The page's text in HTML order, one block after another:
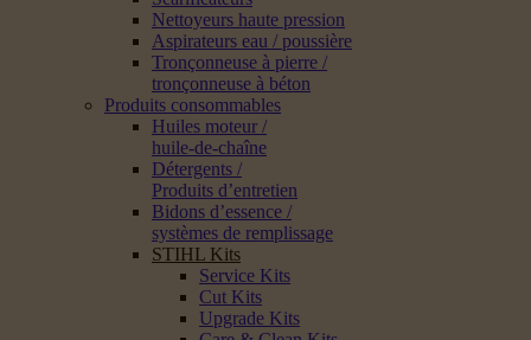
Nettoyeurs haute pression
Aspirateurs eau / poussière
Tronçonneuse à pierre /
tronçonneuse à béton
Produits consommables
Huiles moteur /
huile-de-chaîne
Détergents /
Produits d’entretien
Bidons d’essence /
systèmes de remplissage
STIHL Kits
Service Kits
Cut Kits
Upgrade Kits